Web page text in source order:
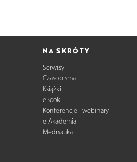
NA SKRÓTY
Serwisy
Czasopisma
Książki
eBooki
Konferencje i webinary
e-Akademia
Mednauka